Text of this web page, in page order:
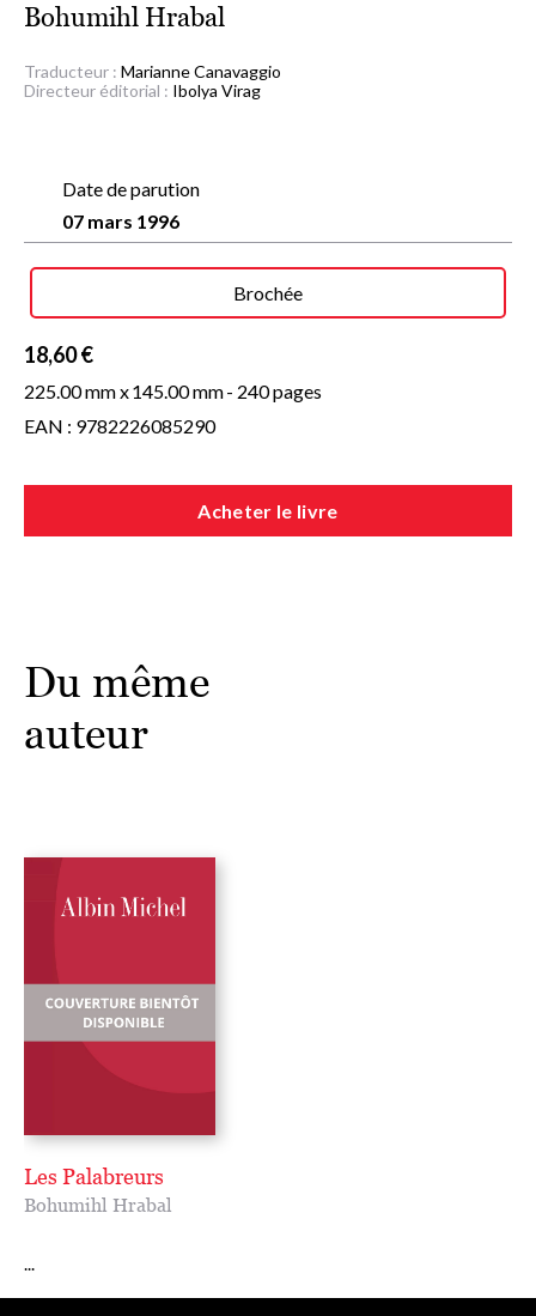
Bohumihl Hrabal
Traducteur : Marianne Canavaggio
Directeur éditorial : Ibolya Virag
Date de parution
07 mars 1996
Brochée
18,60 €
225.00 mm x145.00 mm- 240 pages
EAN : 9782226085290
Acheter le livre
Du même
auteur
Les Palabreurs
Bohumihl Hrabal
...